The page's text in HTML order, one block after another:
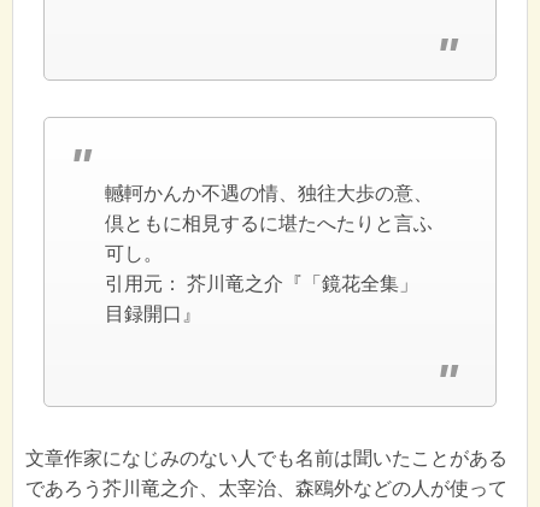
轗軻かんか不遇の情、独往大歩の意、
倶ともに相見するに堪たへたりと言ふ
可し。
引用元： 芥川竜之介『「鏡花全集」
目録開口』
文章作家になじみのない人でも名前は聞いたことがある
であろう芥川竜之介、太宰治、森鴎外などの人が使って